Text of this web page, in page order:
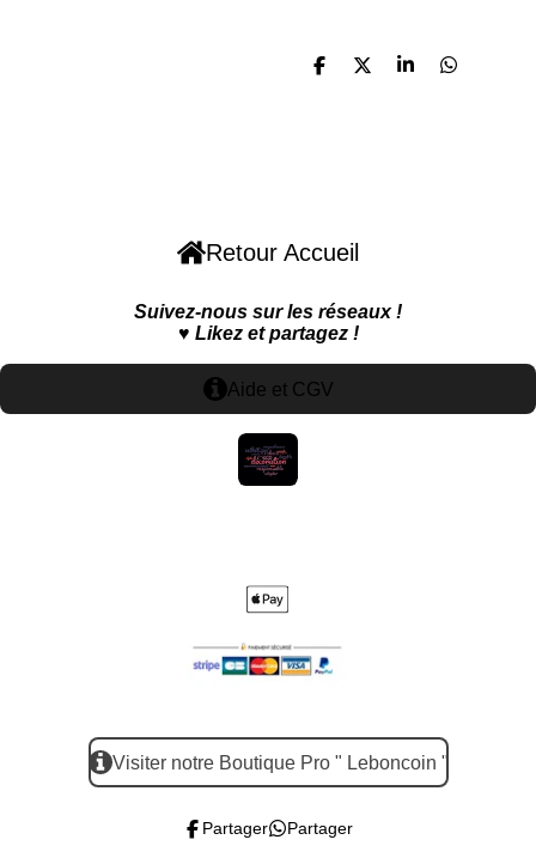
P
P
P
P
c
e
b
o
o
a
s
A
p
p
s
a
g
r
a
m
n
e
r
e
t
Retour Accueil
Suivez-nous sur les réseaux !
♥️ Likez et partagez !
Aide et CGV
Visiter notre Boutique Pro " Leboncoin "
Partager Partager